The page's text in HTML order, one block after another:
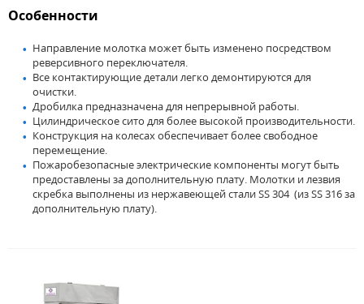
Особенности
Направление молотка может быть изменено посредством
реверсивного переключателя.
Все контактирующие детали легко демонтируются для
очистки.
Дробилка предназначена для непрерывной работы.
Цилиндрическое сито для более высокой производительности.
Конструкция на колесах обеспечивает более свободное
перемещение.
Пожаробезопасные электрические компоненты могут быть
предоставлены за дополнительную плату. Молотки и лезвия
скребка выполнены из нержавеющей стали SS 304 (из SS 316 за
дополнительную плату).